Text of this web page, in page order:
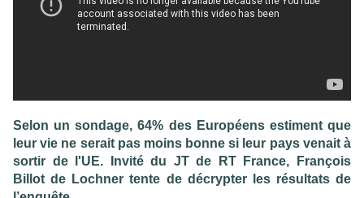
Selon un sondage, 64% des Européens estiment que
leur vie ne serait pas moins bonne si leur pays venait à
sortir de l'UE. Invité du JT de RT France, François
Billot de Lochner tente de décrypter les résultats de